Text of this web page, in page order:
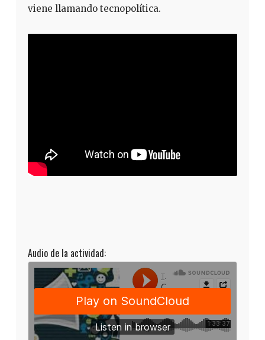
Audio de la actividad:
viene llamando tecnopolítica.